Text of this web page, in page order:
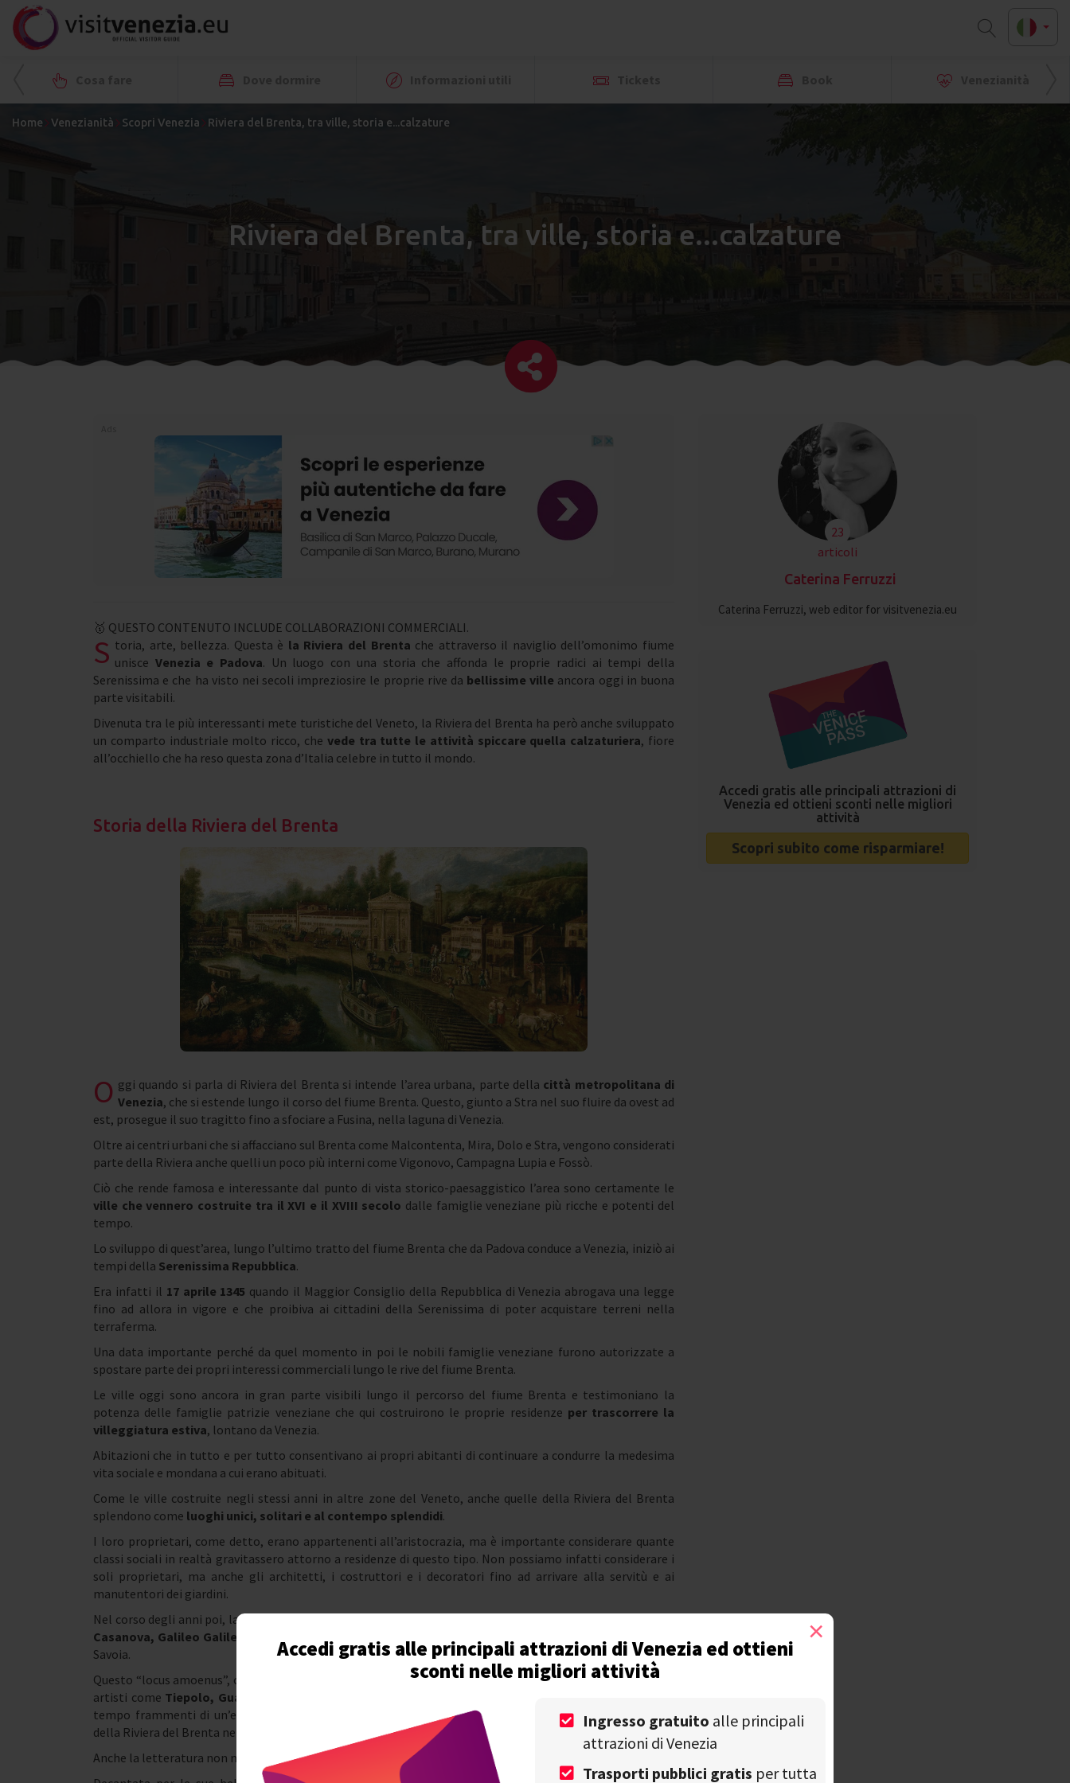
Accedi gratis alle principali attrazioni di Venezia ed ottieni
sconti nelle migliori attività
Ingresso gratuito alle principali
attrazioni di Venezia
Trasporti pubblici gratis per tutta
×
Home Venezianità Scopri Venezia Riviera del Brenta, tra ville, storia e...calzature
Riviera del Brenta, tra ville, storia e...calzature
🥇 QUESTO CONTENUTO INCLUDE COLLABORAZIONI COMMERCIALI.
S toria, arte, bellezza. Questa è la Riviera del Brenta che attraverso il naviglio dell’omonimo fiume
unisce Venezia e Padova. Un luogo con una storia che affonda le proprie radici ai tempi della
Serenissima e che ha visto nei secoli impreziosire le proprie rive da bellissime ville ancora oggi in buona
parte visitabili.
Divenuta tra le più interessanti mete turistiche del Veneto, la Riviera del Brenta ha però anche sviluppato
un comparto industriale molto ricco, che vede tra tutte le attività spiccare quella calzaturiera, fiore
all’occhiello che ha reso questa zona d’Italia celebre in tutto il mondo.
Storia della Riviera del Brenta
O ggi quando si parla di Riviera del Brenta si intende l’area urbana, parte della città metropolitana di
Venezia, che si estende lungo il corso del fiume Brenta. Questo, giunto a Stra nel suo fluire da ovest ad
est, prosegue il suo tragitto fino a sfociare a Fusina, nella laguna di Venezia.
Oltre ai centri urbani che si affacciano sul Brenta come Malcontenta, Mira, Dolo e Stra, vengono considerati
parte della Riviera anche quelli un poco più interni come Vigonovo, Campagna Lupia e Fossò.
Ciò che rende famosa e interessante dal punto di vista storico-paesaggistico l’area sono certamente le
ville che vennero costruite tra il XVI e il XVIII secolo dalle famiglie veneziane più ricche e potenti del
tempo.
Lo sviluppo di quest’area, lungo l’ultimo tratto del fiume Brenta che da Padova conduce a Venezia, iniziò ai
tempi della Serenissima Repubblica.
Era infatti il 17 aprile 1345 quando il Maggior Consiglio della Repubblica di Venezia abrogava una legge
fino ad allora in vigore e che proibiva ai cittadini della Serenissima di poter acquistare terreni nella
terraferma.
Una data importante perché da quel momento in poi le nobili famiglie veneziane furono autorizzate a
spostare parte dei propri interessi commerciali lungo le rive del fiume Brenta.
Le ville oggi sono ancora in gran parte visibili lungo il percorso del fiume Brenta e testimoniano la
potenza delle famiglie patrizie veneziane che qui costruirono le proprie residenze per trascorrere la
villeggiatura estiva, lontano da Venezia.
Abitazioni che in tutto e per tutto consentivano ai propri abitanti di continuare a condurre la medesima
vita sociale e mondana a cui erano abituati.
Come le ville costruite negli stessi anni in altre zone del Veneto, anche quelle della Riviera del Brenta
splendono come luoghi unici, solitari e al contempo splendidi.
I loro proprietari, come detto, erano appartenenti all’aristocrazia, ma è importante considerare quante
classi sociali in realtà gravitassero attorno a residenze di questo tipo. Non possiamo infatti considerare i
soli proprietari, ma anche gli architetti, i costruttori e i decoratori fino ad arrivare alla servitù e ai
manutentori dei giardini.
Nel corso degli anni poi, la Riviera del Brenta è stata meta di frequentazioni illustri, tra queste ricordiamo
Casanova, Galileo Galilei, Lord Byron, Gabriele D’Annunzio
Savoia.
Questo “locus amoenus”, come lo avrebbero definito gli antichi, è stato rappresentato nell’arte da grandi
artisti come Tiepolo, Guardi e Canaletto
tempo frammenti di un’epoca di grande splendore e oggi avere testimonianza dell'aspetto della zona
della Riviera del Brenta nel ‘700.
Anche la letteratura non manca di citare quest’area.
23
articoli
Caterina Ferruzzi
Caterina Ferruzzi, web editor for visitvenezia.eu
Accedi gratis alle principali attrazioni di
Venezia ed ottieni sconti nelle migliori
attività
Scopri subito come risparmiare!